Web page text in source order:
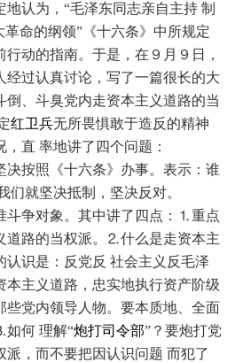
认为，“毛泽东同志亲自主持 制
革命的纲领”《十六条》中所规定
动的指南。于是，在９月９日，
经过认真讨论，写了一篇很长的大
倒、斗臭党内走资本主义道路的当
红卫兵无所畏惧敢于造反的精神
直 率地讲了四个问题：
决按照《十六条》办事。表示：谁
们就坚决抵制，坚决反对。
斗争对象。其中讲了四点：⒈重点
道路的当权派。⒉什么是走资本主
认识是：反党反 社会主义反毛泽
本主义道路，忠实地执行资产阶级
些党内领导人物。要本质地、全面
何 理解“炮打司令部”？要炮打党
派，而不要把因认识问题 而犯了